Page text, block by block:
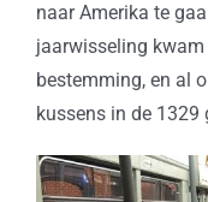
naar Amerika te
jaarwisseling
bestemming, en al
kussens in de 1329